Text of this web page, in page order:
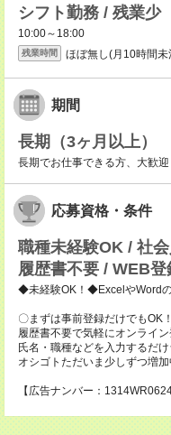
シフト勤務 / 残業少
10:00～18:00
残業時間 ほぼ無し(月10時間未
期間
長期（3ヶ月以上）
長期でお仕事できる方、大歓迎
応募資格・条件
職種未経験OK / 社
履歴書不要 / WEB
◆未経験OK！◆ExcelやWordの
〇まずは事前登録だけでもOK！
履歴書不要で気軽にオンライ
氏名・職種などを入力するだ
オシゴトただいま少しずつ増
【広告ナンバー：